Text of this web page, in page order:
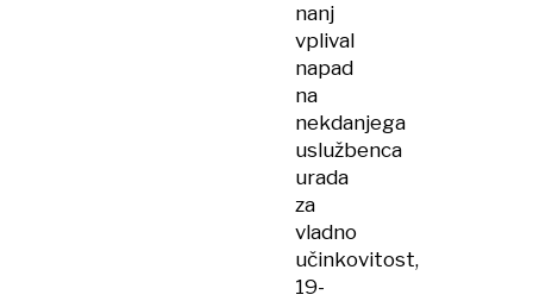
nanj
vplival
napad
na
nekdanjega
uslužbenca
urada
za
vladno
učinkovitost,
19-